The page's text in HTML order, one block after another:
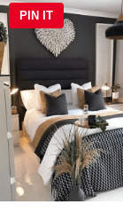
PIN IT